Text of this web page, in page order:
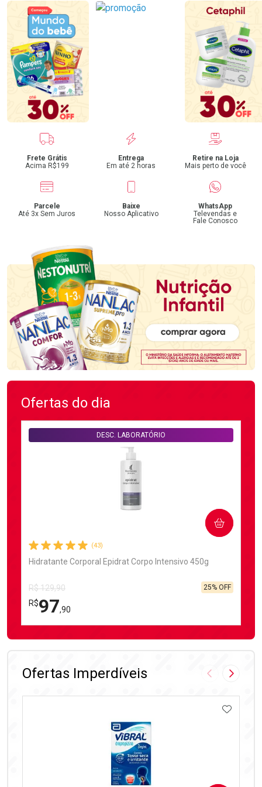
Benefícios
Frete Grátis
Acima R$199
Entrega
Em até 2 horas
Retire na Loja
Mais perto de você
Parcele
Até 3x Sem Juros
Baixe
Nosso Aplicativo
WhatsApp
Televendas e
Fale Conosco
Ofertas do dia
(43)
Hidratante Corporal Epidrat Corpo Intensivo 450g
DESC. LABORATÓRIO
R$ 129,90
R$97,90
25% OFF
COMPRAR
FECHAR
FECHAR
Ofertas Imperdíveis Imagem